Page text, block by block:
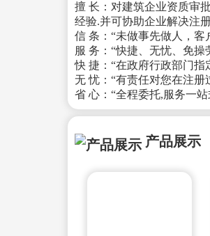
擅 长：对建筑企业资质审
经验.并可协助企业解决注
信 条：“未做事先做人，客
服 务：“快捷、无忧、免操
快 捷：“在政府行政部门指
无 忧：“有责任对您在注册
省 心：“全程委托,服务一
产品展示